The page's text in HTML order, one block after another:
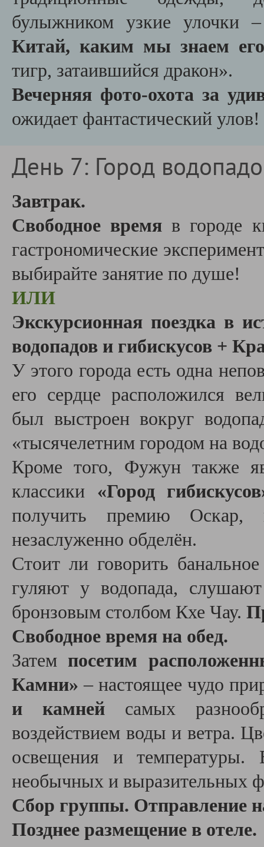
булыжником узкие улочки
Китай, каким мы знаем
тигр, затаившийся дракон».
Вечерняя фото-охота за
ожидает фантастический улов!
День 7: Город
Завтрак.
Свободное время в городе
гастрономические
выбирайте занятие по душе!
ИЛИ
Экскурсионная поездка в
водопадов и гибискусов +
У этого города есть одна
его сердце расположился
был выстроен вокруг
«тысячелетним городом на
Кроме того, Фужун также
классики «Город
получить премию
незаслуженно обделён.
Стоит ли говорить
гуляют у водопада, слушают
бронзовым столбом Кхе Чау.
Свободное время на обед.
Затем посетим
Камни» – настоящее чудо
и камнейсамых
воздействием воды и ветра.
освещения и температуры.
необычных и выразительных
Сбор группы. Отправление
Позднее размещение в отеле.